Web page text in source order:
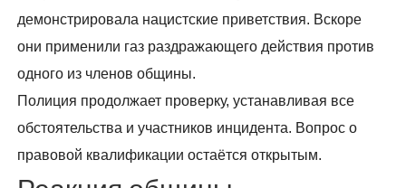
демонстрировала нацистские приветствия. Вскоре
они применили газ раздражающего действия против
одного из членов общины.
Полиция продолжает проверку, устанавливая все
обстоятельства и участников инцидента. Вопрос о
правовой квалификации остаётся открытым.